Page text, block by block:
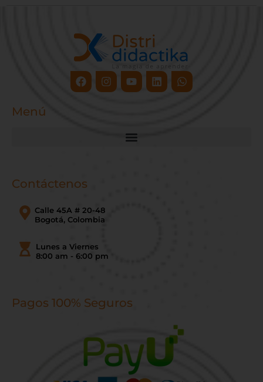
FacebookInstagram
YoutubeLinkedinWhatsapp
Menú
Contáctenos
Calle 45A # 20-48
Bogotá, Colombia
Lunes a Viernes
8:00 am - 6:00 pm
Pagos 100% Seguros